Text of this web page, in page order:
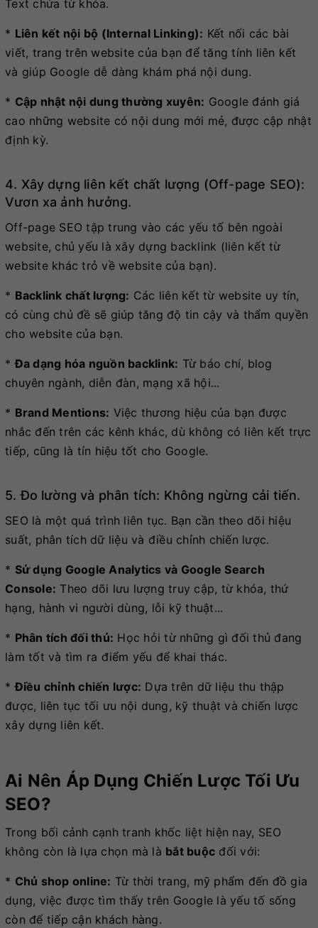
Text chứa từ khóa.
* Liên kết nội bộ (Internal Linking): Kết nối các bài
viết, trang trên website của bạn để tăng tính liên kết
và giúp Google dễ dàng khám phá nội dung.
* Cập nhật nội dung thường xuyên: Google đánh giá
cao những website có nội dung mới mẻ, được cập nhật
định kỳ.
4. Xây dựng liên kết chất lượng (Off-page SEO):
Vươn xa ảnh hưởng.
Off-page SEO tập trung vào các yếu tố bên ngoài
website, chủ yếu là xây dựng backlink (liên kết từ
website khác trỏ về website của bạn).
* Backlink chất lượng: Các liên kết từ website uy tín,
có cùng chủ đề sẽ giúp tăng độ tin cậy và thẩm quyền
cho website của bạn.
*Đa dạng hóa nguồn backlink: Từ báo chí, blog
chuyên ngành, diễn đàn, mạng xã hội...
* Brand Mentions: Việc thương hiệu của bạn được
nhắc đến trên các kênh khác, dù không có liên kết trực
tiếp, cũng là tín hiệu tốt cho Google.
5. Đo lường và phân tích: Không ngừng cải tiến.
SEO là một quá trình liên tục. Bạn cần theo dõi hiệu
suất, phân tích dữ liệu và điều chỉnh chiến lược.
* Sử dụng Google Analytics và Google Search
Console: Theo dõi lưu lượng truy cập, từ khóa, thứ
hạng, hành vi người dùng, lỗi kỹ thuật...
* Phân tích đối thủ: Học hỏi từ những gì đối thủ đang
làm tốt và tìm ra điểm yếu để khai thác.
*Điều chỉnh chiến lược: Dựa trên dữ liệu thu thập
được, liên tục tối ưu nội dung, kỹ thuật và chiến lược
xây dựng liên kết.
Ai Nên Áp Dụng Chiến Lược Tối Ưu
SEO?
Trong bối cảnh cạnh tranh khốc liệt hiện nay, SEO
không còn là lựa chọn mà là bắt buộc đối với:
* Chủ shop online: Từ thời trang, mỹ phẩm đến đồ gia
dụng, việc được tìm thấy trên Google là yếu tố sống
còn để tiếp cận khách hàng.